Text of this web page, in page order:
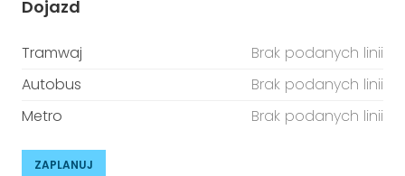
Dojazd
Tramwaj
Brak podanych linii
Autobus
Brak podanych linii
Metro
Brak podanych linii
ZAPLANUJ